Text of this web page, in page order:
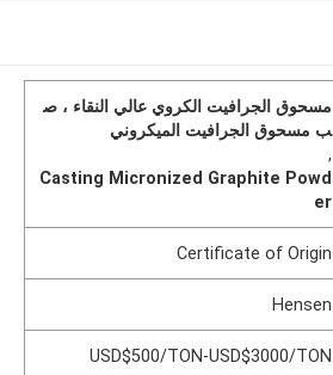
مسحوق الجرافيت الكروي عالي النقاء ، ص
ب مسحوق الجرافيت الميكروني
,
Casting Micronized Graphite Powd
er
Certificate of Origin
Hensen
USD$500/TON-USD$3000/TON